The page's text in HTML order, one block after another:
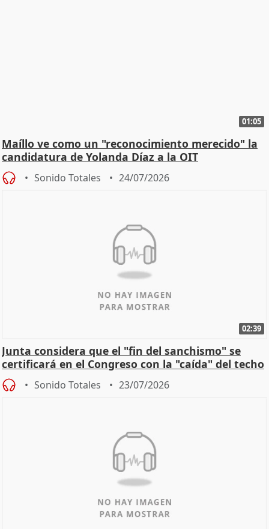
01:05
Maíllo ve como un "reconocimiento merecido" la
candidatura de Yolanda Díaz a la OIT
Sonido Totales 24/07/2026
02:39
Junta considera que el "fin del sanchismo" se
certificará en el Congreso con la "caída" del techo
de
Sonido Totales 23/07/2026